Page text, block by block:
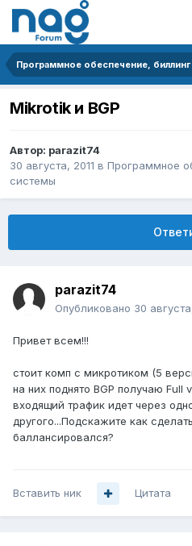
Программное обеспечение,
Mikrotik и BGP
Автор: parazit74
30 августа, 2011 в Программное
системы
parazit74
Опубликовано 30
Привет всем!!!
стоит комп с микротиком (5
на них поднято BGP получаю
входящий трафик идет через
другого...Подскажите как
баллансировался?
Вставить ник Цитата